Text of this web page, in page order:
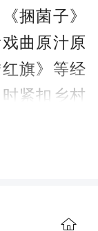
捆菌子》
曲原汁原
旗》等经
紧扣乡村
真是多》